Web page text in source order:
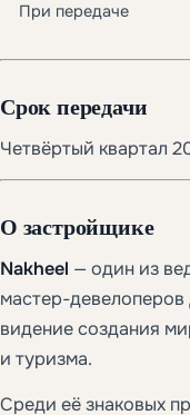
При передаче
Срок передачи
Четвёртый квартал
О застройщике
Nakheel — один из
мастер-
видение создания
и туризма.
Среди её знаковых